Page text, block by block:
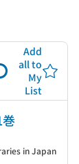
Add
all to
My
List
in Japan